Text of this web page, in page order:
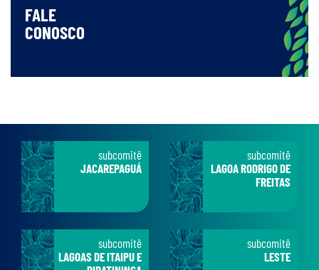
FALE
CONOSCO
subcomitê
JACAREPAGUÁ
subcomitê
LAGOA RODRIGO DE
FREITAS
subcomitê
LAGOAS DE ITAIPU E
subcomitê
LESTE